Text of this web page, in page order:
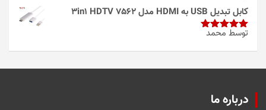
از 5
کابل تبدیل USB به HDMI مدل 3in1 HDTV 7562
امتیاز5از
توسط محمد
درباره ما